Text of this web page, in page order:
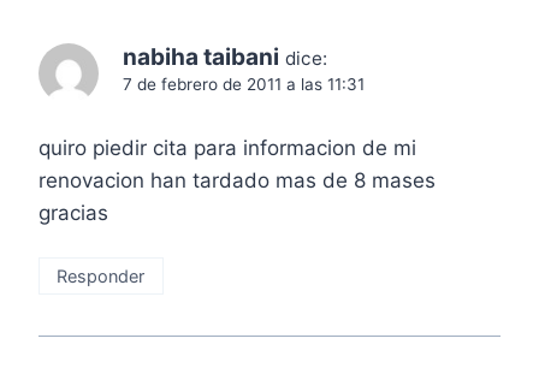
nabiha taibani dice:
7 de febrero de 2011 a las 11:31
quiro piedir cita para informacion de mi
renovacion han tardado mas de 8 mases
gracias
Responder